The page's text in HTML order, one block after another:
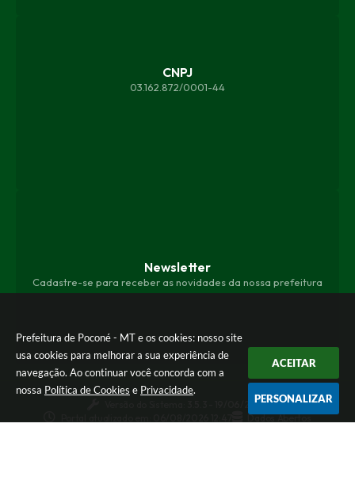
Prefeitura de Poconé - MT e os cookies: nosso site
usa cookies para melhorar a sua experiência de
navegação. Ao continuar você concorda com a
nossa Política de Cookies e Privacidade.
ACEITAR
PERSONALIZAR
CNPJ
03.162.872/0001-44
Newsletter
Cadastre-se para receber as novidades da nossa prefeitura
3.5.3 - 19/06/2026
Dados Abertos